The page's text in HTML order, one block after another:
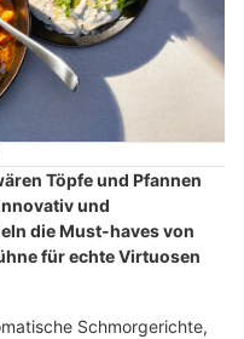
Töpfe und Pfannen
und
die Must-haves von
für echte Virtuosen
Schmorgerichte,